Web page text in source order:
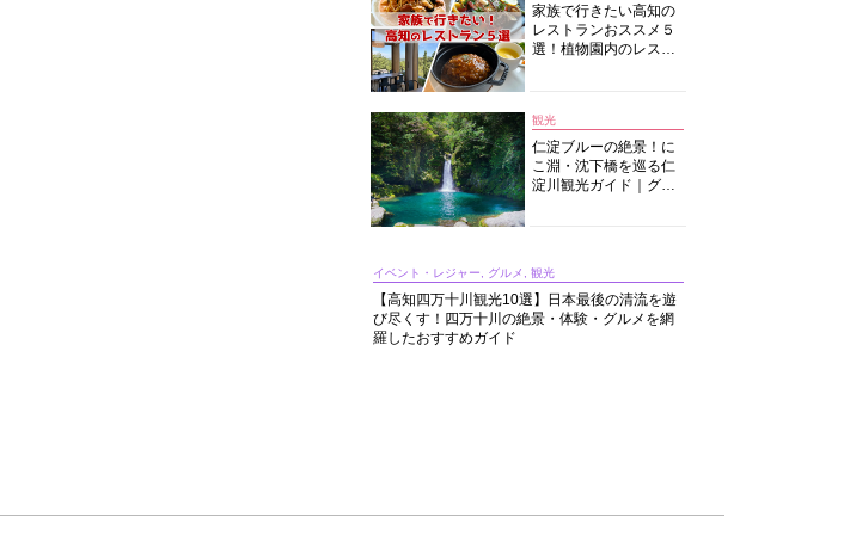
家族で行きたい高知の
レストランおススメ５
選！植物園内のレスト
観光
仁淀ブルーの絶景！に
こ淵・沈下橋を巡る仁
淀川観光ガイド｜グル
イベント・レジャー, グルメ, 観光
【高知四万十川観光10選】日本最後の清流を遊
び尽くす！四万十川の絶景・体験・グルメを網
羅したおすすめガイド